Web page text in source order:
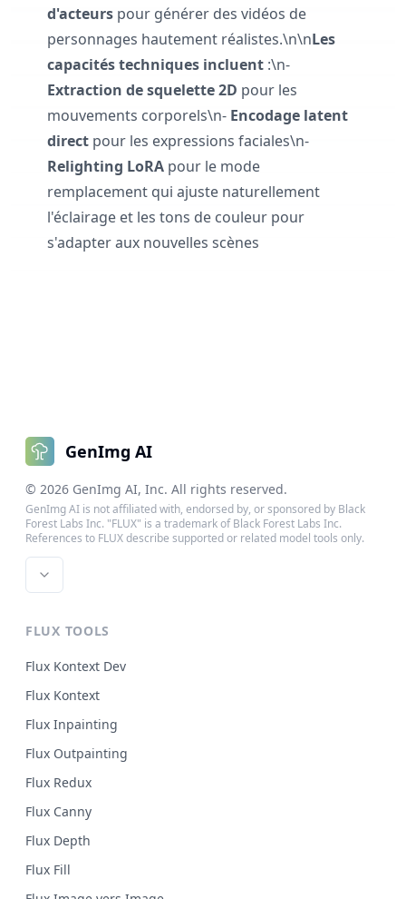
d'acteurs pour générer des vidéos de
personnages hautement réalistes.\n\nLes
capacités techniques incluent :\n-
Extraction de squelette 2D pour les
mouvements corporels\n- Encodage latent
direct pour les expressions faciales\n-
Relighting LoRA pour le mode
remplacement qui ajuste naturellement
l'éclairage et les tons de couleur pour
s'adapter aux nouvelles scènes
GenImg AI
© 2026 GenImg AI, Inc. All rights reserved.
GenImg AI is not affiliated with, endorsed by, or sponsored by Black
Forest Labs Inc. "FLUX" is a trademark of Black Forest Labs Inc.
References to FLUX describe supported or related model tools only.
FLUX TOOLS
Flux Kontext Dev
Flux Kontext
Flux Inpainting
Flux Outpainting
Flux Redux
Flux Canny
Flux Depth
Flux Fill